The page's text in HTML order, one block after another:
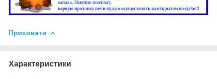
Приховати
Характеристики